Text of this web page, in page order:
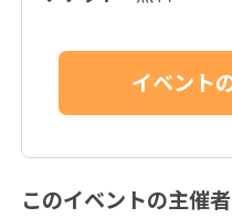
このイベントの主催者